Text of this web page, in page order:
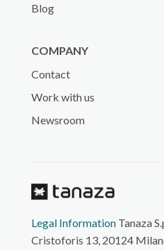
Blog
COMPANY
Contact
Work with us
Newsroom
Legal InformationTanaza
Cristoforis 13, 20124